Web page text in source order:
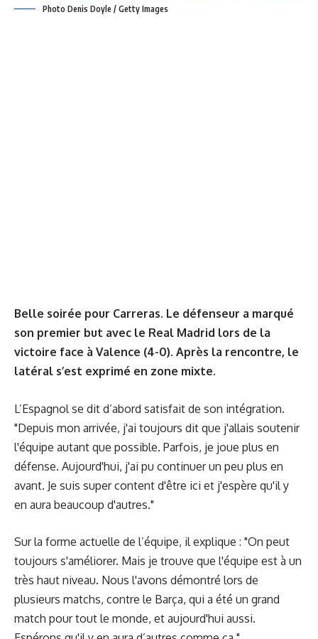
Photo Denis Doyle / Getty Images
Belle soirée pour Carreras. Le défenseur a marqué
son premier but avec le Real Madrid lors de la
victoire face à Valence (4-0). Après la rencontre, le
latéral s’est exprimé en zone mixte.
L’Espagnol se dit d’abord satisfait de son intégration.
"Depuis mon arrivée, j'ai toujours dit que j'allais soutenir
l'équipe autant que possible. Parfois, je joue plus en
défense. Aujourd'hui, j'ai pu continuer un peu plus en
avant. Je suis super content d'être ici et j'espère qu'il y
en aura beaucoup d'autres."
Sur la forme actuelle de l’équipe, il explique : "On peut
toujours s'améliorer. Mais je trouve que l'équipe est à un
très haut niveau. Nous l'avons démontré lors de
plusieurs matchs, contre le Barça, qui a été un grand
match pour tout le monde, et aujourd'hui aussi.